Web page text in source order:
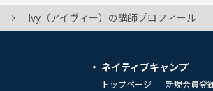
Ivy（アイヴィー）の講師プロフィール
ネイティブキャンプ
トップページ 新規会員登